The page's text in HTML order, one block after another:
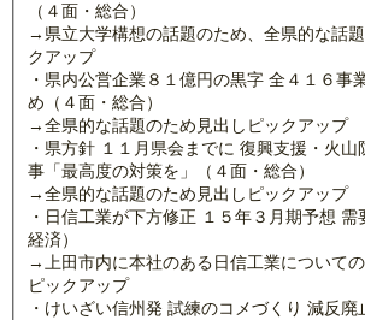
（４面・総合）
→県立大学構想の話題のため、全県的な話
クアップ
・県内公営企業８１億円の黒字 全４１６事
め（４面・総合）
→全県的な話題のため見出しピックアップ
・県方針 １１月県会までに 復興支援・火
事「最高度の対策を」（４面・総合）
→全県的な話題のため見出しピックアップ
・日信工業が下方修正 １５年３月期予想 需
経済）
→上田市内に本社のある日信工業について
ピックアップ
・けいざい信州発 試練のコメづくり 減反